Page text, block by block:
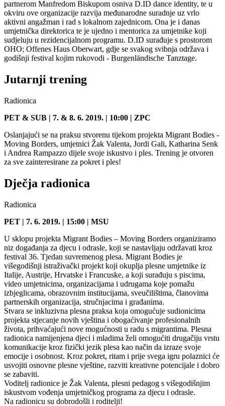
partnerom Manfredom Biskupom osniva D.ID dance identity, te u
okviru ove organizacije razvija međunarodne suradnje uz vrlo
aktivni angažman i rad s lokalnom zajednicom. Ona je i danas
umjetnička direktorica te je ujedno i mentorica za umjetnike koji
sudjeluju u rezidencijalnom programu. D.ID surađuje s prostorom
OHO; Offenes Haus Oberwart, gdje se svakog svibnja održava i
godišnji festival kojim rukovodi - Burgenländische Tanztage.
Jutarnji trening
Radionica
PET & SUB | 7. & 8. 6. 2019. | 10:00 | ZPC
Oslanjajući se na praksu stvorenu tijekom projekta Migrant Bodies -
Moving Borders, umjetnici Žak Valenta, Jordi Gali, Katharina Senk
i Andrea Rampazzo dijele svoje iskustvo i ples. Trening je otvoren
za sve zainteresirane za pokret i ples!
Dječja radionica
Radionica
PET | 7. 6. 2019. | 15:00 | MSU
U sklopu projekta Migrant Bodies – Moving Borders organiziramo
niz događanja za djecu i odrasle, koji se nastavljaju održavati kroz
festival 36. Tjedan suvremenog plesa. Migrant Bodies je
višegodišnji istraživački projekt koji okuplja plesne umjetnike iz
Italije, Austrije, Hrvatske i Francuske, a koji surađuju s piscima,
video umjetnicima, organizacijama i udrugama koje pomažu
izbjeglicama, obrazovnim institucijama, sveučilištima, članovima
partnerskih organizacija, stručnjacima i građanima.
Stvara se inkluzivna plesna praksa koja omogućuje sudionicima
projekta stjecanje novih vještina i obogaćivanje profesionalnih
života, prihvaćajući nove mogućnosti u radu s migrantima. Plesna
radionica namijenjena djeci i mladima želi omogućiti drugačiju vrstu
komunikacije kroz fizički jezik plesa kao način da izraze svoje
emocije i osobnost. Kroz pokret, ritam i prije svega igru polaznici će
usvojiti osnovne plesne vještine, razviti kreativne potencijale i dobro
se zabaviti.
Voditelj radionice je Žak Valenta, plesni pedagog s višegodišnjim
iskustvom vođenja umjetničkog programa za djecu i odrasle.
Na radionicu su dobrodošli i roditelji!